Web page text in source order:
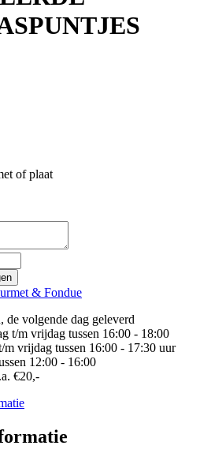
of plaat
& Fondue
de volgende dag geleverd
t/m vrijdag tussen 16:00 - 18:00
m vrijdag tussen 16:00 - 17:30 uur
12:00 - 16:00
€20,-